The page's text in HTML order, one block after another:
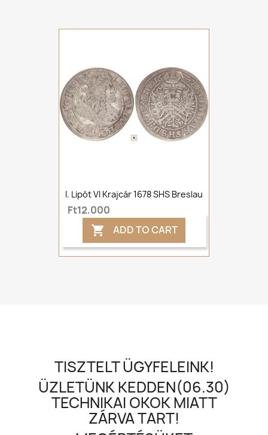
I. Lipót VI Krajcár 1678 SHS Breslau
Ft12,000
 ADD TO CART
TISZTELT ÜGYFELEINK!
ÜZLETÜNK KEDDEN(06.30)
TECHNIKAI OKOK MIATT
ZÁRVA TART!